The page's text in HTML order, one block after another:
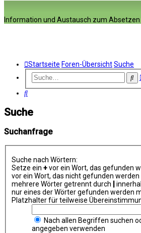
Information und Austausch zum
Startseite Foren-ÜbersichtSuche
Suche
Suche
Suchanfrage
Suche nach Wörtern:
Setze ein +vor ein Wort, das gefunden
vor ein Wort, das nicht gefunden
mehrere Wörter getrennt durch
nur eines der Wörter gefunden werden
Platzhalter für teilweise
Nach allen Begriffen suchen
angegeben verwenden